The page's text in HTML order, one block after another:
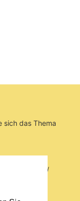
sich das Thema